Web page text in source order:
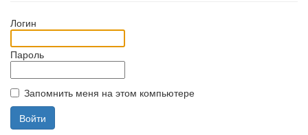
Логин
Пароль
Запомнить меня на этом компьютере